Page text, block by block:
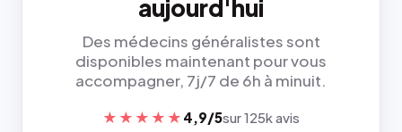
aujourd'hui
Des médecins généralistes sont
disponibles maintenant pour vous
accompagner, 7j/7 de 6h à minuit.
★★★★★ 4,9/5sur 125k avis